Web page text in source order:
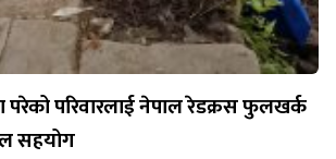
परेको परिवारलाई नेपाल रेडक्रस फुलखर्क
सहयोग